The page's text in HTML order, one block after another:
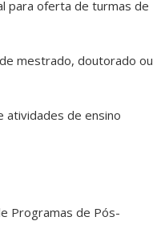
para oferta de turmas de
mestrado, doutorado ou
atividades de ensino
Programas de Pós-